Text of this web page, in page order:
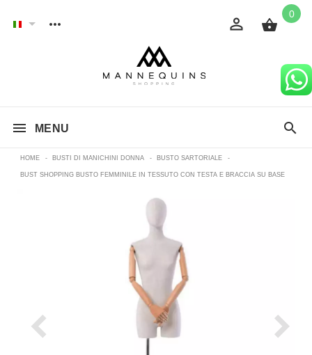
0
MENU
HOME - BUSTI DI MANICHINI DONNA - BUSTO SARTORIALE -
BUST SHOPPING BUSTO FEMMINILE IN TESSUTO CON TESTA E BRACCIA SU BASE